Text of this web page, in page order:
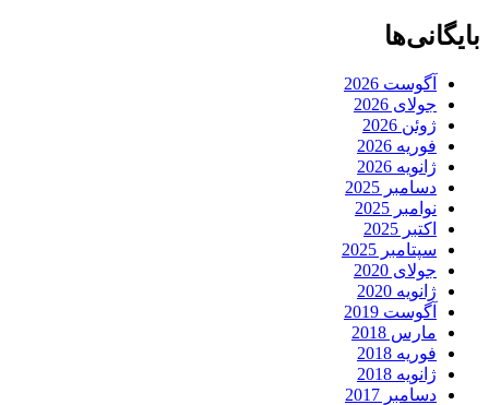
بایگانی‌ها
آگوست 2026
جولای 2026
ژوئن 2026
فوریه 2026
ژانویه 2026
دسامبر 2025
نوامبر 2025
اکتبر 2025
سپتامبر 2025
جولای 2020
ژانویه 2020
آگوست 2019
مارس 2018
فوریه 2018
ژانویه 2018
دسامبر 2017